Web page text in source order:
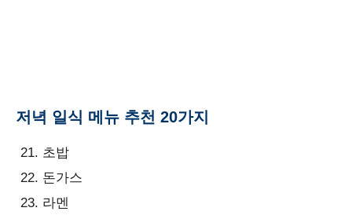
저녁 일식 메뉴 추천 20가지
초밥
돈가스
라멘